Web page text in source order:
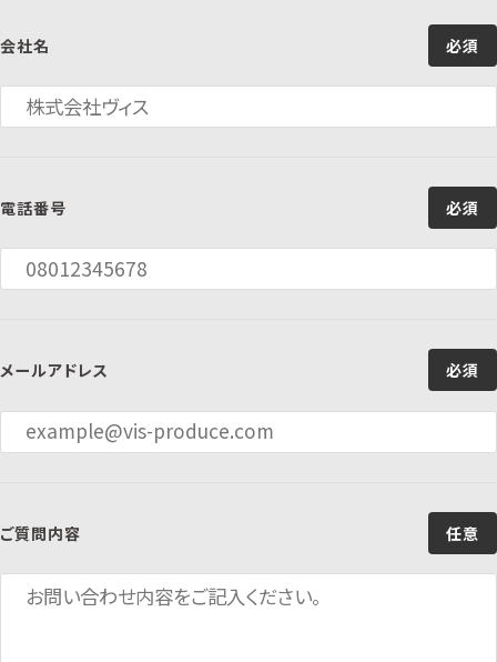
会社名 必須
電話番号 必須
メールアドレス 必須
ご質問内容 任意